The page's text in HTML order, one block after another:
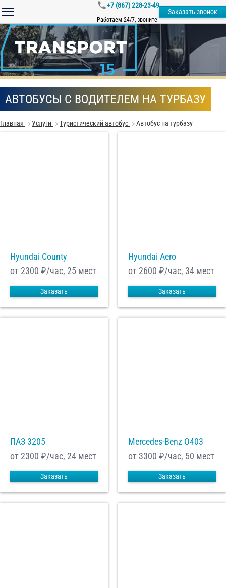
+7 (867) 228-23-49
Работаем 24/7, звоните!
Заказать звонок
АВТОБУСЫ С ВОДИТЕЛЕМ НА ТУРБАЗУ
Главная Услуги Туристический автобус Автобус на турбазу
Hyundai County
от 2300 ₽/час, 25 мест
Заказать
Hyundai Aero
от 2600 ₽/час, 34 мест
Заказать
ПАЗ 3205
от 2300 ₽/час, 24 мест
Заказать
Mercedes-Benz О403
от 3300 ₽/час, 50 мест
Заказать
СПолитикой конфиденциальности
ознакомлен(а), даю согласие на
обработку моих Персональных данных